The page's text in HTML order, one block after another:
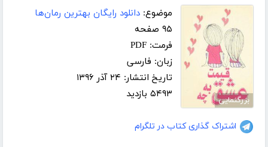
بزرگنمایی
موضوع: دانلود رایگان بهترین رمان‌ها
۹۵ صفحه
فرمت: PDF
زبان: فارسی
تاریخ انتشار: ۲۴ آذر ۱۳۹۶
۵۴۹۳ بازدید
اشتراک گذاری کتاب در تلگرام